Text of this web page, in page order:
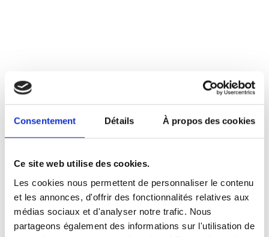
Consentement Détails À propos des cookies
Ce site web utilise des cookies.
Les cookies nous permettent de personnaliser le contenu
et les annonces, d'offrir des fonctionnalités relatives aux
médias sociaux et d'analyser notre trafic. Nous
partageons également des informations sur l'utilisation de